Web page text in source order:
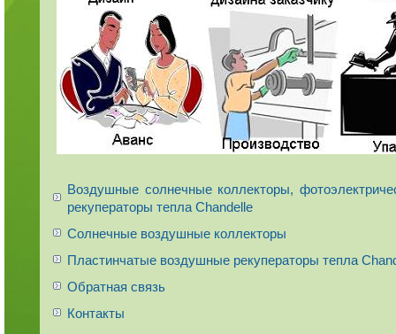
Воздушные солнечные коллекторы,
рекуператоры тепла Chandelle
Солнечные воздушные коллекторы
Пластинчатые воздушные рекуператоры тепла
Обратная связь
Контакты